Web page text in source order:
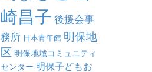
崎昌子 後援会事
務所 日本青年館 明保地
区 明保地域コミュニティ
センター 明保子どもお